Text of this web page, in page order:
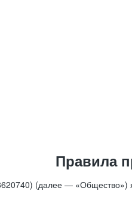
Правила
(далее — «Общество»)